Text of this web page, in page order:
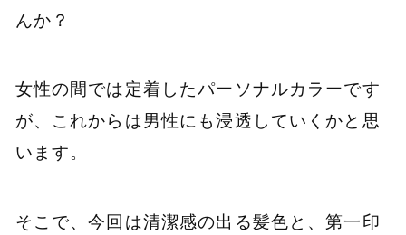
んか？
女性の間では定着したパーソナルカラーです
が、これからは男性にも浸透していくかと思
います。
そこで、今回は清潔感の出る髪色と、第一印